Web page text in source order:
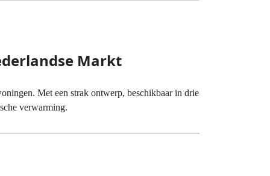
Markt
Met een strak ontwerp, beschikbaar in drie
verwarming.